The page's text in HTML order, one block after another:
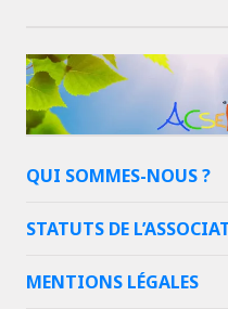
QUI SOMMES-NOUS ?
STATUTS DE
MENTIONS LÉGALES